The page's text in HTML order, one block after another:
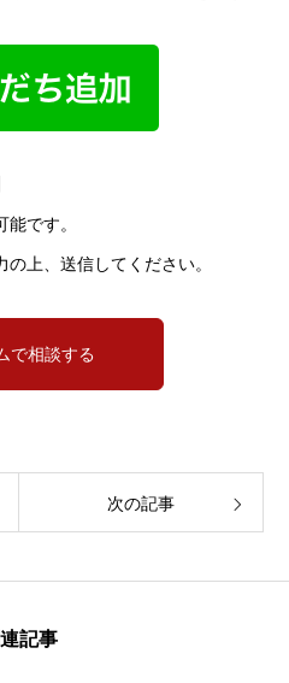
です。
上、送信してください。
で相談する
次の記事
記事